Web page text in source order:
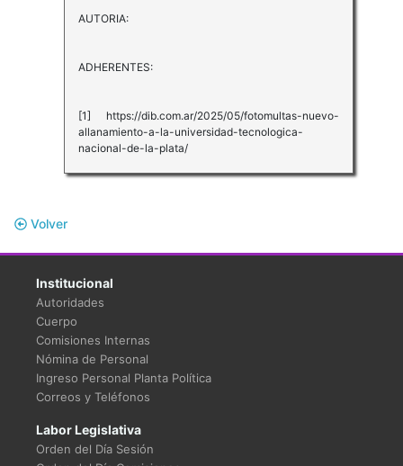
AUTORIA:
ADHERENTES:
[1] https://dib.com.ar/2025/05/fotomultas-nuevo-
allanamiento-a-la-universidad-tecnologica-
nacional-de-la-plata/
Volver
Institucional
Autoridades
Cuerpo
Comisiones Internas
Nómina de Personal
Ingreso Personal Planta Política
Correos y Teléfonos
Labor Legislativa
Orden del Día Sesión